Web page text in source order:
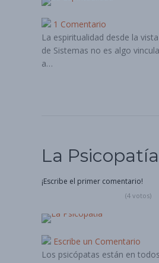
1 Comentario
La espiritualidad desde la
de Sistemas no es algo
a…
La Psicopatía
¡Escribe el primer comentario!
(4 votos)
Escribe un Comentario
Los psicópatas están en